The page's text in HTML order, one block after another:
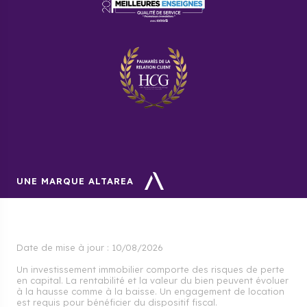
UNE MARQUE ALTAREA
Date de mise à jour : 10/08/2026
Un investissement immobilier comporte des risques de perte
en capital. La rentabilité et la valeur du bien peuvent évoluer
à la hausse comme à la baisse. Un engagement de location
est requis pour bénéficier du dispositif fiscal.